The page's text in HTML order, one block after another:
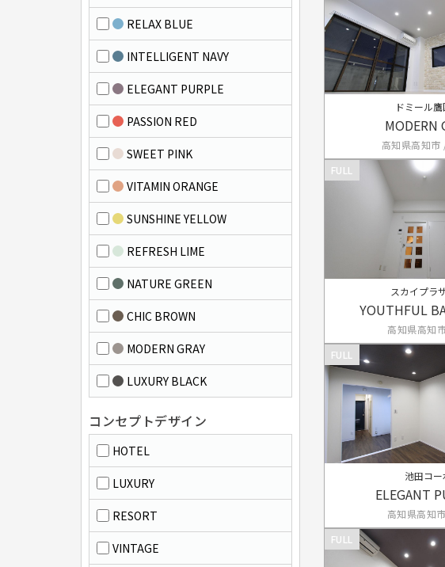
ドミール
MODERN
高知県高知市
FULL
スカイプラ
YOUTHFUL
高知県高知
FULL
池田コー
ELEGANT
高知県高知
FULL
RELAX BLUE
INTELLIGENT NAVY
ELEGANT PURPLE
PASSION RED
SWEET PINK
VITAMIN ORANGE
SUNSHINE YELLOW
REFRESH LIME
NATURE GREEN
CHIC BROWN
MODERN GRAY
LUXURY BLACK
コンセプトデザイン
HOTEL
LUXURY
RESORT
VINTAGE